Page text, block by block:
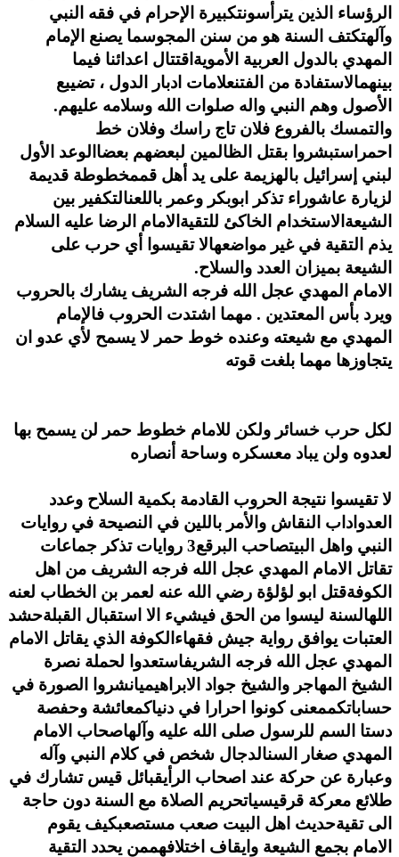
الرؤساء الذين يترأسونتكبيرة الإحرام في فقه النبي
وآلهتكتف السنة هو من سنن المجوسما يصنع الإمام
المهدي بالدول العربية الأموية اقتتال اعدائنا فيما
بينهمالاستفادة من الفتنعلامات ادبار الدول ، تضيبع
الأصول وهم النبي واله صلوات الله وسلامه عليهم.
والتمسك بالفروع فلان تاج راسك وفلان خط
احمر استبشروا بقتل الظالمين لبعضهم بعضا الوعد الأول
لبني إسرائيل بالهزيمة على يد أهل قممخطوطة قديمة
لزيارة عاشوراء تذكر ابوبكر وعمر باللعنالتكفير بين
الشيعة الاستخدام الخاكئ للتقية الامام الرضا عليه السلام
يذم التقية في غير مواضعهالا تقيسوا أي حرب على
الشيعة بميزان العدد والسلاح.
الامام المهدي عجل الله فرجه الشريف يشارك بالحروب
ويرد بأس المعتدين . مهما اشتدت الحروب فالإمام
المهدي مع شيعته وعنده خوط حمر لا يسمح لأي عدو ان
يتجاوزها مهما بلغت قوته
لكل حرب خسائر ولكن للامام خطوط حمر لن يسمح بها
لعدوه ولن يباد معسكره وساحة أنصاره
لا تقيسوا نتيجة الحروب القادمة بكمية السلاح وعدد
العدو اداب النقاش والأمر باللين في النصيحة في روايات
النبي واهل البيتصاحب البرقع
3 روايات تذكر جماعات
تقاتل الامام المهدي عجل الله فرجه الشريف من اهل
الكوفةقتل ابو لؤلؤة رضي الله عنه لعمر بن الخطاب لعنه
اللهالسنة ليسوا من الحق فيشيء الا استقبال القبلةحشد
العتبات يوافق رواية جيش فقهاءالكوفة الذي يقاتل الامام
المهدي عجل الله فرجه الشريفاستعدوا لحملة نصرة
الشيخ المهاجر والشيخ جواد الابراهيميانشروا الصورة في
حساباتكممعنى كونوا احرارا في دنياكمعائشة وحفصة
دستا السم للرسول صلى الله عليه وآلهاصحاب الامام
المهدي صغار السنالدجال شخص في كلام النبي وآله
وعبارة عن حركة عند اصحاب الرأيقبائل قيس تشارك في
طلائع معركة قرقيسياتحريم الصلاة مع السنة دون حاجة
الى تقيةحديث اهل البيت صعب مستصعبكيف يقوم
الامام بجمع الشيعة وايقاف اختلافهممن يحدد التقية